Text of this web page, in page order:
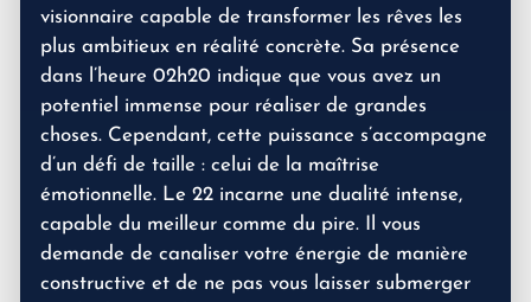
visionnaire capable de transformer les rêves les
plus ambitieux en réalité concrète. Sa présence
dans l’heure 02h20 indique que vous avez un
potentiel immense pour réaliser de grandes
choses. Cependant, cette puissance s’accompagne
d’un défi de taille : celui de la maîtrise
émotionnelle. Le 22 incarne une dualité intense,
capable du meilleur comme du pire. Il vous
demande de canaliser votre énergie de manière
constructive et de ne pas vous laisser submerger